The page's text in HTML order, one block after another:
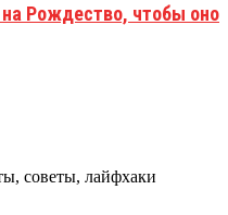
Рождество, чтобы оно
советы, лайфхаки